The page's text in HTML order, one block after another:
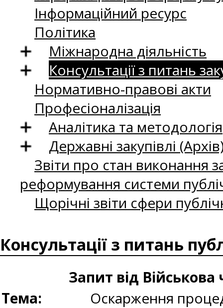
Інформаційний ресурс
Політика
Міжнародна діяльність
Консультації з питань
Нормативно-правові акти
Професіоналізація
Аналітика та методологія
Державні закупівлі
Звіти про стан виконання
реформування системи
Щорічні звіти сфери
Консультації з питань
Запит від Військова
Тема:
Оскарження